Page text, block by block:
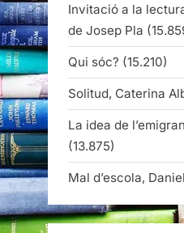
Invitació a la
de Josep Pla
Qui sóc? (15.210)
Solitud, Caterina
La idea de
(13.875)
Mal d’escola,